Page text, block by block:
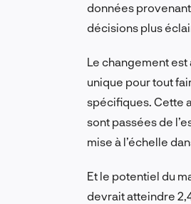
données
décisions plus
Le changement
unique pour tout
spécifiques. Cette
sont passées de
mise à l’échelle
Et le potentiel du
devrait atteindre